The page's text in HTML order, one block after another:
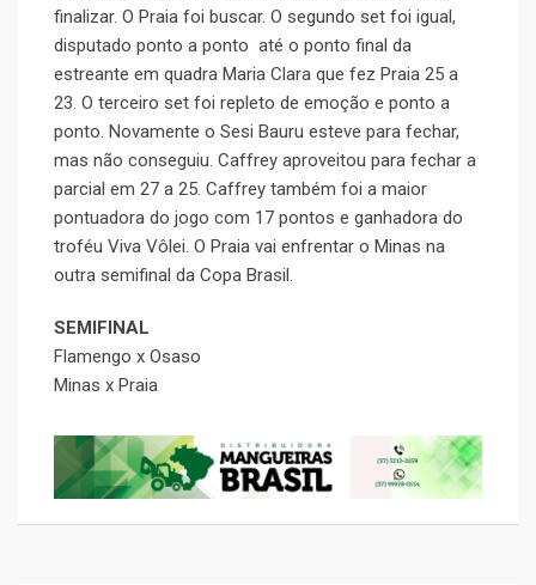
finalizar. O Praia foi buscar. O segundo set foi igual,
disputado ponto a ponto até o ponto final da
estreante em quadra Maria Clara que fez Praia 25 a
23. O terceiro set foi repleto de emoção e ponto a
ponto. Novamente o Sesi Bauru esteve para fechar,
mas não conseguiu. Caffrey aproveitou para fechar a
parcial em 27 a 25. Caffrey também foi a maior
pontuadora do jogo com 17 pontos e ganhadora do
troféu Viva Vôlei. O Praia vai enfrentar o Minas na
outra semifinal da Copa Brasil.
SEMIFINAL
Flamengo x Osaso
Minas x Praia